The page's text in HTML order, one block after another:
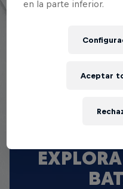
en la parte inferior.
Aceptar